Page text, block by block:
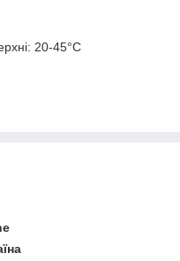
20-45°С